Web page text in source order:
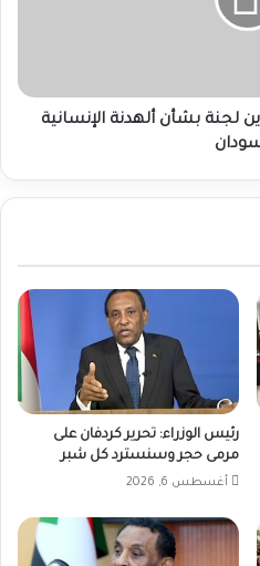
لجنة بشأن ألهدنة الإنسانية
رئيس الوزراء: تحرير كردفان على
مرمى حجر وسنسترد كل شبر
أغسطس 6, 2026